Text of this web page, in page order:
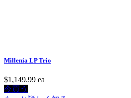
Millenia LP Trio
$1,149.99 ea
今買う